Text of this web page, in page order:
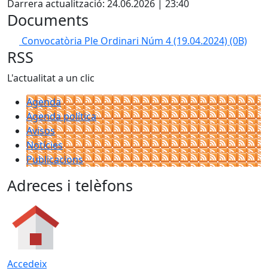
Darrera actualització: 24.06.2026 | 23:40
Documents
Convocatòria Ple Ordinari Núm 4 (19.04.2024)(0B)
RSS
L'actualitat a un clic
Agenda
Agenda política
Avisos
Notícies
Publicacions
Adreces i telèfons
Accedeix